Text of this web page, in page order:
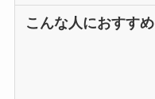
こんな人におすすめ